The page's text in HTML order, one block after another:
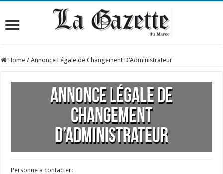
Home / Annonce Légale de Changement D’Administrateur
Annonce Légale de
Changement
D’Administrateur
Personne a contacter: